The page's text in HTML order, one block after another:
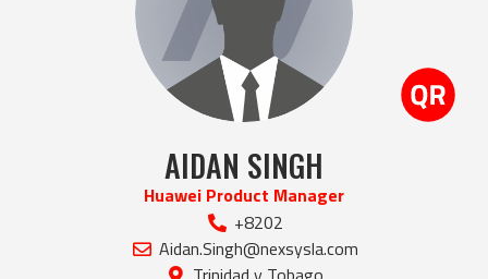
AIDAN SINGH
Huawei Product Manager
+8202
Aidan.Singh@nexsysla.com